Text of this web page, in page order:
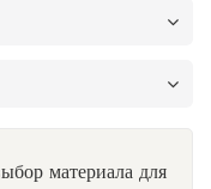
материала для